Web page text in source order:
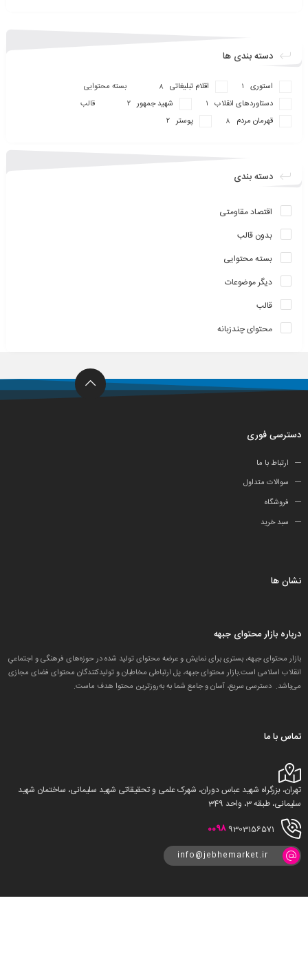
دسته بندی ها
استوری 1 اقلام تبلیغاتی 8
بسته محتوایی
دستاوردهای انقلاب
1 شهید جمهور 2
قالب
قهرمان مردم
8 پوستر 2
دسته بندی
اقتصاد مقاومتی
بدون قالب
بسته محتوایی
دیگر موضوعات
قالب
محتوای چندزبانه
دسترسی فوری
ارتباط با ما
سوالات متداول
فروشگاه
سبد خرید
نشان ها
درباره بازار محتوای جبهه
بازار محتوای جبهه، بستری برای نمایش و عرضه محتوای تولید شده در حوزه‌های فرهنگی و اجتماعیِ
انقلاب اسلامی است.بازار محتوای جبهه، پل ارتباطی مخاطبان و تولید‌کنندگان محتوای فضای مجازی
می‌باشد. دسترسی سریع، آسان و جامع شما به به‌روزترین محتوا هدف ماست.
تماس با ما
تهران، بزرگراه شهید عباس دوران، شهرک علمی و تحقیقاتی شهید سلیمانی، ساختمان شهید
سلیمانی، طبقه 3، واحد 349
0098 9303156571
info@jebhemarket.ir